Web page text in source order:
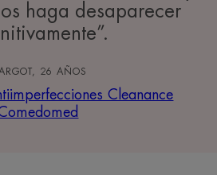
haga desaparecer
26 AÑOS
Cleanance